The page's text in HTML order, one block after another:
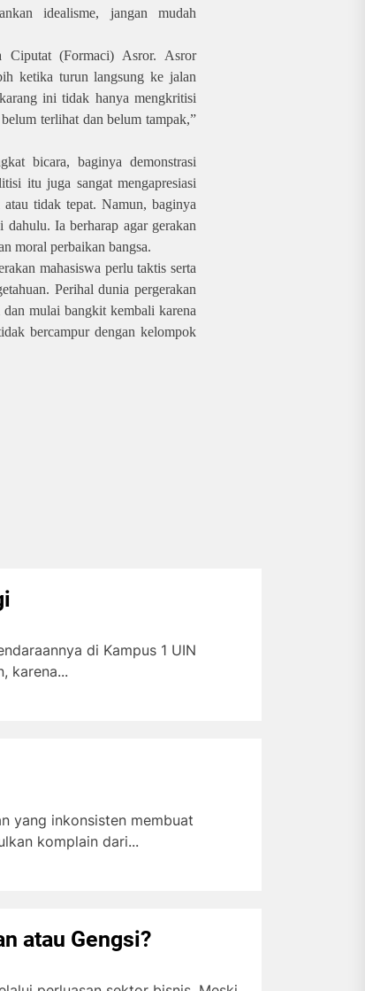
idealisme, jangan mudah
Ciputat (Formaci) Asror. Asror
ketika turun langsung ke jalan
ini tidak hanya mengkritisi
terlihat dan belum tampak,”
bicara, baginya demonstrasi
itu juga sangat mengapresiasi
tidak tepat. Namun, baginya
Ia berharap agar gerakan
moral perbaikan bangsa.
mahasiswa perlu taktis serta
Perihal dunia pergerakan
mulai bangkit kembali karena
bercampur dengan kelompok
di Kampus 1 UIN
karena...
yang inkonsisten membuat
komplain dari...
atau Gengsi?